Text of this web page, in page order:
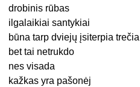
drobinis rūbas
ilgalaikiai santykiai
būna tarp dviejų įsiterpia trečia
bet tai netrukdo
nes visada
kažkas yra pašonėj